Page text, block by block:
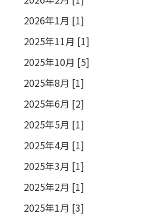
2026年1月 [1]
2025年11月 [1]
2025年10月 [5]
2025年8月 [1]
2025年6月 [2]
2025年5月 [1]
2025年4月 [1]
2025年3月 [1]
2025年2月 [1]
2025年1月 [3]